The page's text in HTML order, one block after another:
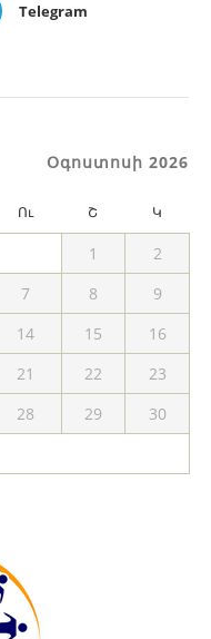
Telegram
Օգոստոսի 2026
Ու Շ Կ
1
2
7 8
9
14 15
16
21 22
23
28 29
30